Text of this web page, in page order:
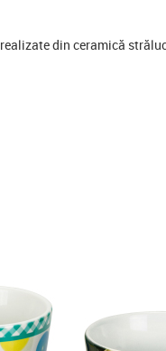
realizate din ceramică